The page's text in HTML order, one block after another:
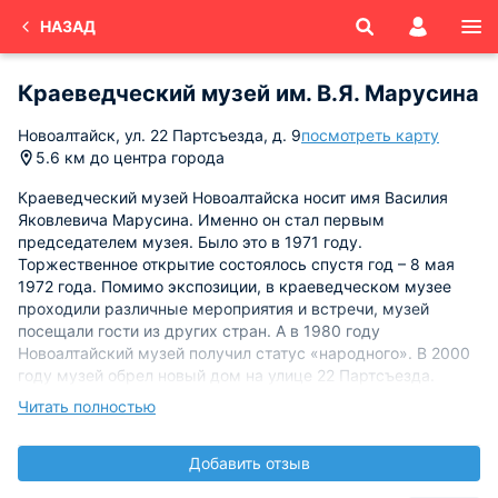
НАЗАД
Краеведческий музей им. В.Я. Марусина
Новоалтайск, ул. 22 Партсъезда, д. 9посмотреть карту
5.6 км до центра города
Краеведческий музей Новоалтайска носит имя Василия
Яковлевича Марусина. Именно он стал первым
председателем музея. Было это в 1971 году.
Торжественное открытие состоялось спустя год – 8 мая
1972 года. Помимо экспозиции, в краеведческом музее
проходили различные мероприятия и встречи, музей
посещали гости из других стран. А в 1980 году
Новоалтайский музей получил статус «народного». В 2000
году музей обрел новый дом на улице 22 Партсъезда.
Краеведческий музей имеет четыре экспозиционных зала.
В них рассказывается о самом музее – о его истории,
работниках и, конечно же, основателе В.Я. Марусине.
Представлены экспозиции о животном и растительном
Читать полностью
Добавить отзыв